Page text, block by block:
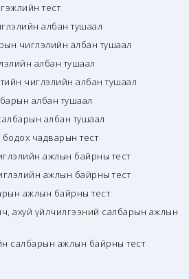
тест
албан тушаал
чиглэлийн албан тушаал
албан тушаал
чиглэлийн албан тушаал
албан тушаал
албан тушаал
бодох чадварын тест
ажлын байрны тест
ажлын байрны тест
ажлын байрны тест
ахуй үйлчилгээний салбарын ажлын
салбарын ажлын байрны тест